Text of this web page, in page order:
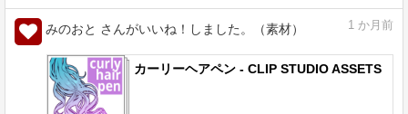
みのおと さんがいいね！しました。（素材） 1 か月前
カーリーヘアペン - CLIP STUDIO ASSETS